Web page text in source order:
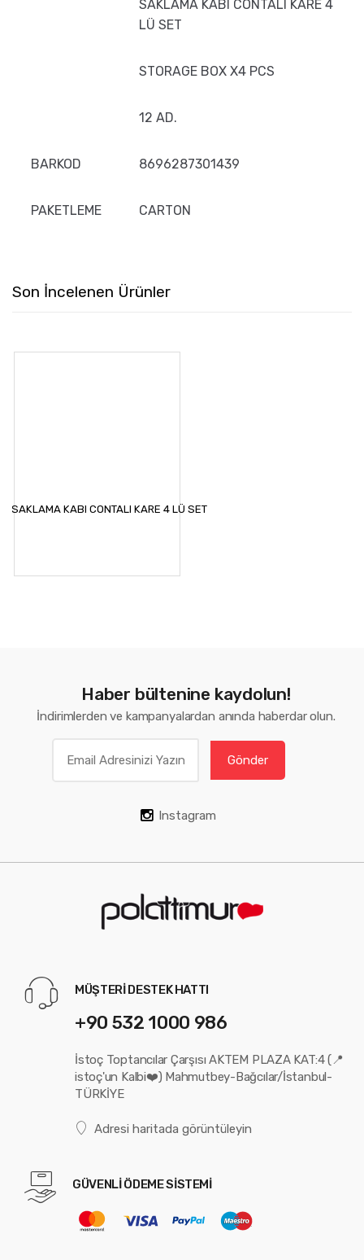
SAKLAMA KABI CONTALI KARE 4
LÜ SET
STORAGE BOX X4 PCS
12 AD.
BARKOD 8696287301439
PAKETLEME CARTON
Son İncelenen Ürünler
SAKLAMA KABI CONTALI KARE 4 LÜ SET
Haber bültenine kaydolun!
İndirimlerden ve kampanyalardan anında haberdar olun.
Gönder
Instagram
MÜŞTERİ DESTEK HATTI
+90 532 1000 986
İstoç Toptancılar Çarşısı AKTEM PLAZA KAT:4 (📍
istoç'un Kalbi❤️) Mahmutbey-Bağcılar/İstanbul-
TÜRKİYE
Adresi haritada görüntüleyin
GÜVENLİ ÖDEME SİSTEMİ